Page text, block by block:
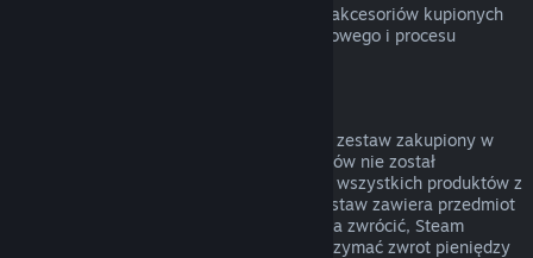
Możesz poprosić o zwrot sprzętu Steam i akcesoriów kupionych
poprzez Steam w obrębie przedziału czasowego i procesu
Możesz otrzymać zwrot pieniędzy za cały zestaw zakupiony w
Sklepie Steam, jeśli żaden z jego elementów nie został
przekazany lub łączny czas uruchomienia wszystkich produktów z
zestawu nie przekracza 2 godzin. Jeśli zestaw zawiera przedmiot
w grze lub DLC, który normalnie nie można zwrócić, Steam
poinformuje cię przy kasie, czy można otrzymać zwrot pieniędzy